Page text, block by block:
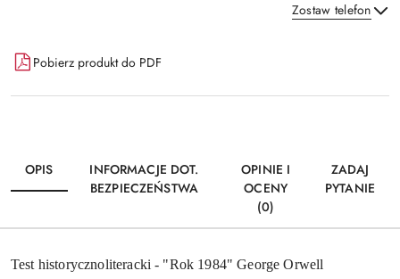
Zostaw telefon
Dostępność
i
dostawa
Pobierz produkt do PDF
OPIS
INFORMACJE DOT.
BEZPIECZEŃSTWA
OPINIE I
OCENY
(0)
ZADAJ
PYTANIE
Test historycznoliteracki - "Rok 1984" George Orwell